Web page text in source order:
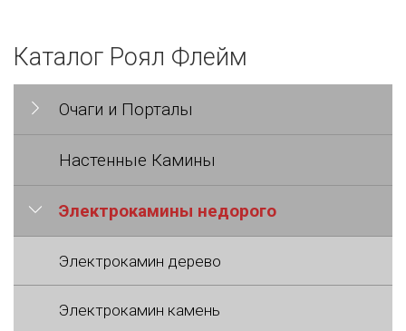
Каталог Роял Флейм
Очаги и Порталы
Настенные Камины
Электрокамины недорого
Электрокамин дерево
Электрокамин камень